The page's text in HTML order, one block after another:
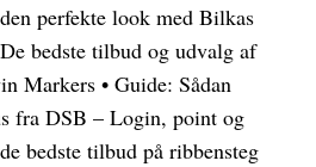
perfekte look med Bilkas
De bedste tilbud og udvalg af
Markers • Guide: Sådan
fra DSB – Login, point og
bedste tilbud på ribbensteg